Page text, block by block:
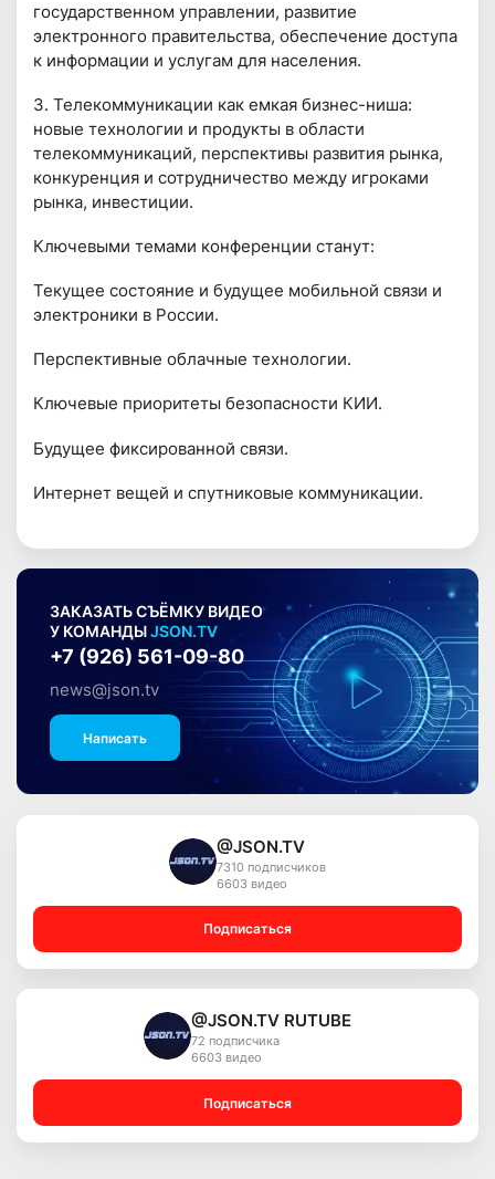
государственном управлении, развитие
электронного правительства, обеспечение доступа
к информации и услугам для населения.
3. Телекоммуникации как емкая бизнес-ниша:
новые технологии и продукты в области
телекоммуникаций, перспективы развития рынка,
конкуренция и сотрудничество между игроками
рынка, инвестиции.
Ключевыми темами конференции станут:
Текущее состояние и будущее мобильной связи и
электроники в России.
Перспективные облачные технологии.
Ключевые приоритеты безопасности КИИ.
Будущее фиксированной связи.
Интернет вещей и спутниковые коммуникации.
ЗАКАЗАТЬ СЪЁМКУ ВИДЕО
У КОМАНДЫJSON.TV
+7 (926) 561-09-80
news@json.tv
Написать
@JSON.TV
7310 подписчиков
6603 видео
Подписаться
@JSON.TV RUTUBE
72 подписчика
6603 видео
Подписаться